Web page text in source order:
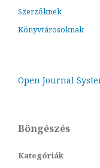
Szerzőknek
Könyvtárosoknak
Open Journal
Böngészés
Kategóriák